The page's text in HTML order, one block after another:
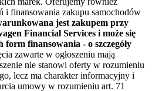
i finansowania zakupu samochodów
jest zakupem przy
Financial Services i może się
finansowania - o szczegóły
zawarte w ogłoszeniu mają
nie stanowi oferty w rozumieniu
lecz ma charakter informacyjny i
umowy w rozumieniu art. 71